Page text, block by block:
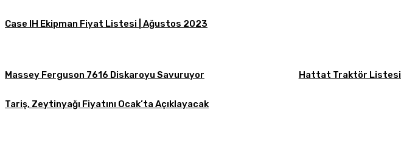
Case IH Ekipman Fiyat Listesi | Ağustos 2023
Massey Ferguson 7616 Diskaroyu Savuruyor Hattat Traktör Listesi
Tariş, Zeytinyağı Fiyatını Ocak’ta Açıklayacak